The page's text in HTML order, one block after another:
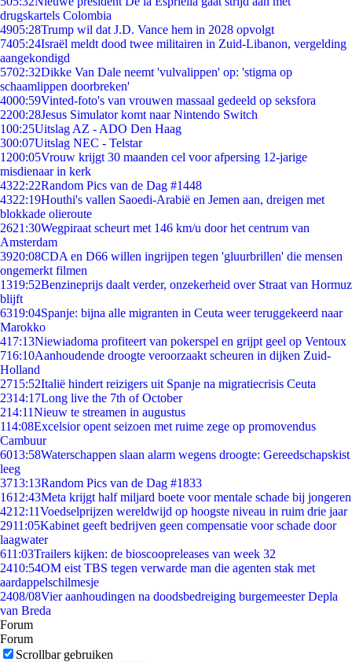
drugskartels Colombia
4905:28Trump wil dat J.D. Vance hem in 2028 opvolgt
7405:24Israël meldt dood twee militairen in Zuid-Libanon, vergelding
aangekondigd
5702:32Dikke Van Dale neemt 'vulvalippen' op: 'stigma op
schaamlippen doorbreken'
4000:59Vinted-foto's van vrouwen massaal gedeeld op seksfora
2200:28Jesus Simulator komt naar Nintendo Switch
100:25Uitslag AZ - ADO Den Haag
300:07Uitslag NEC - Telstar
1200:05Vrouw krijgt 30 maanden cel voor afpersing 12-jarige
misdienaar in kerk
4322:22Random Pics van de Dag #1448
4322:19Houthi's vallen Saoedi-Arabië en Jemen aan, dreigen met
blokkade olieroute
2621:30Wegpiraat scheurt met 146 km/u door het centrum van
Amsterdam
3920:08CDA en D66 willen ingrijpen tegen 'gluurbrillen' die mensen
ongemerkt filmen
1319:52Benzineprijs daalt verder, onzekerheid over Straat van Hormuz
blijft
6319:04Spanje: bijna alle migranten in Ceuta weer teruggekeerd naar
Marokko
417:13Niewiadoma profiteert van pokerspel en grijpt geel op Ventoux
716:10Aanhoudende droogte veroorzaakt scheuren in dijken Zuid-
Holland
2715:52Italië hindert reizigers uit Spanje na migratiecrisis Ceuta
2314:17Long live the 7th of October
214:11Nieuw te streamen in augustus
114:08Excelsior opent seizoen met ruime zege op promovendus
Cambuur
6013:58Waterschappen slaan alarm wegens droogte: Gereedschapskist
leeg
3713:13Random Pics van de Dag #1833
1612:43Meta krijgt half miljard boete voor mentale schade bij jongeren
4212:11Voedselprijzen wereldwijd op hoogste niveau in ruim drie jaar
2911:05Kabinet geeft bedrijven geen compensatie voor schade door
laagwater
611:03Trailers kijken: de bioscoopreleases van week 32
2410:54OM eist TBS tegen verwarde man die agenten stak met
aardappelschilmesje
2408/08Vier aanhoudingen na doodsbedreiging burgemeester Depla
van Breda
Forum
Forum
Scrollbar gebruiken